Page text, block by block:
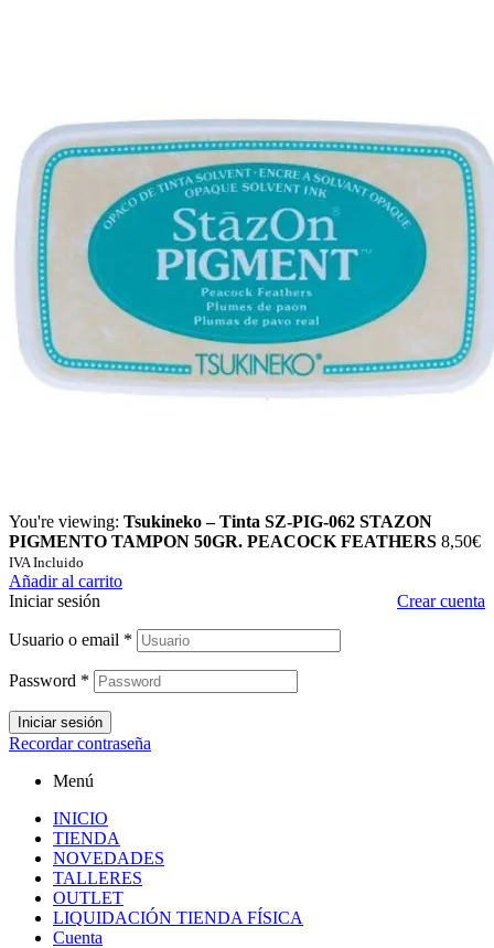
You're viewing: Tsukineko – Tinta SZ-PIG-062 STAZON
PIGMENTO TAMPON 50GR. PEACOCK FEATHERS 8,50€
IVA Incluido
Añadir al carrito
Iniciar sesión
Crear cuenta
Usuario o email *
Password *
Iniciar sesión
Recordar contraseña
Menú
INICIO
TIENDA
NOVEDADES
TALLERES
OUTLET
LIQUIDACIÓN TIENDA FÍSICA
Cuenta